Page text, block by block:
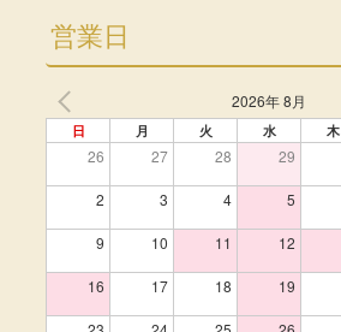
営業日
2026年 8月
日 月 火 水 木
26 27 28 29
2 3 4 5
9 10 11 12
16 17 18 19